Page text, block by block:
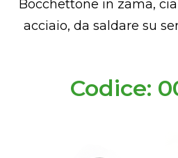
Bocchettone in zama,
acciaio, da saldare su
Codice: